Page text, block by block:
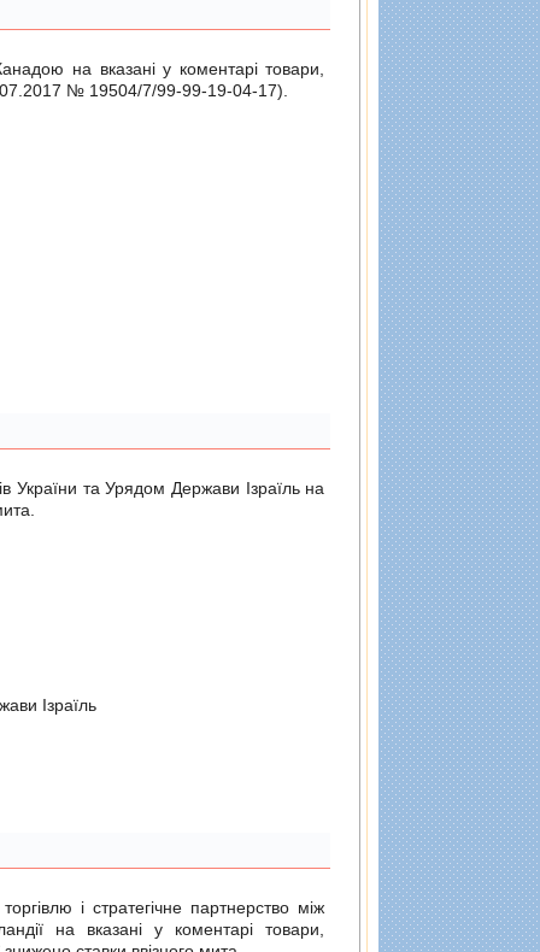
на вказані у коментарі товари,
№ 19504/7/99-99-19-04-17).
України та Урядом Держави Ізраїль на
Iзраїль
і стратегічне партнерство між
на вказані у коментарі товари,